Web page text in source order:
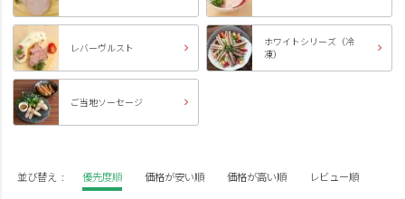
レバーヴルスト
ホワイトシリーズ（冷
凍）
ご当地ソーセージ
並び替え 優先度順 価格が安い順 価格が高い順 レビュー順